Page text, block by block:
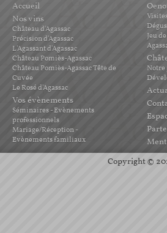
Accueil
Nos vins
Château d'Agassac
Précision d'Agassac
L'Agassant d'Agassac
Château Pomiès-Agassac
Château Pomiès-Agassac Tête de
Cuvée
Le Rosé d'Agassac
Vos évènements
Séminaires - Evènements
professionnels
Mariage/Réception -
Evènements familiaux
Jeu
Copyright ©